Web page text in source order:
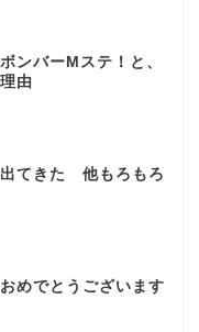
ンバーMステ！と、
由
てきた 他もろもろ
めでとうございます